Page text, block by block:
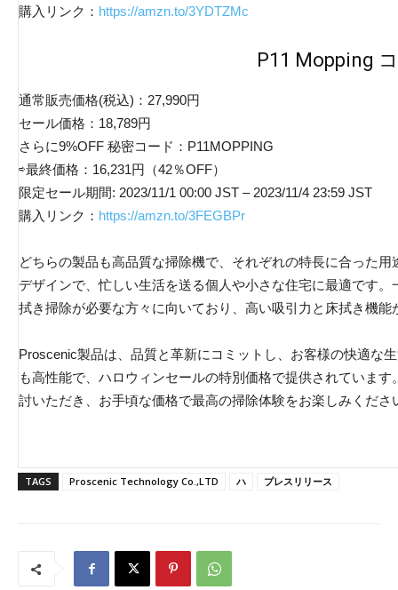
購入リンク： https://amzn.to/3YDTZMc
P11 Mopping
通常販売価格(税込)：27,990円
セール価格：18,789円
さらに9%OFF 秘密コード：P11MOPPING
⇨最終価格：16,231円（42％OFF）
限定セール期間: 2023/11/1 00:00 JST – 2023/11/4 23:59 JST
購入リンク： https://amzn.to/3FEGBPr
どちらの製品も高品質な掃除機で、それぞれの特長に合った
デザインで、忙しい生活を送る個人や小さな住宅に最適です
拭き掃除が必要な方々に向いており、高い吸引力と床拭き機能
Proscenic製品は、品質と革新にコミットし、お客様の快適な
も高性能で、ハロウィンセールの特別価格で提供されていま
討いただき、お手頃な価格で最高の掃除体験をお楽しみくださ
TAGS Proscenic Technology Co.,LTD ハ プレスリリース